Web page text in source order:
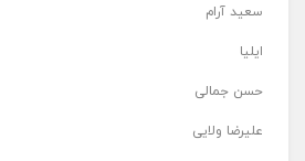
سعید آرام
ایلیا
حسن جمالی
علیرضا ولایی